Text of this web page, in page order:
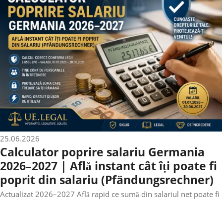
25.06.2026
Calculator poprire salariu Germania
2026–2027 | Află instant cât îți poate fi
poprit din salariu (Pfändungsrechner)
Actualizat 2026–2027 Află rapid ce sumă din salariul net poate fi